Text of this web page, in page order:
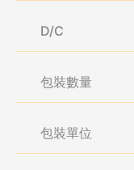
D/C
包裝數量
包裝單位